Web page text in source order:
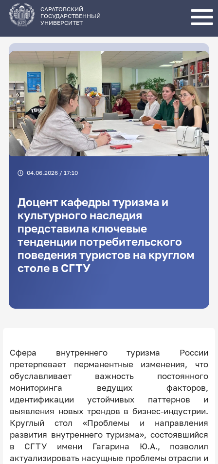
основному
содержанию
САРАТОВСКИЙ
ГОСУДАРСТВЕННЫЙ
УНИВЕРСИТЕТ
04.06.2026 / 17:10
Доцент кафедры туризма и
культурного наследия
представила ключевые
тенденции потребительского
поведения туристов на круглом
столе в СГТУ
Сфера внутреннего туризма России
претерпевает перманентные изменения, что
обуславливает важность постоянного
мониторинга ведущих факторов,
идентификации устойчивых паттернов и
выявления новых трендов в бизнес-индустрии.
Круглый стол «Проблемы и направления
развития внутреннего туризма», состоявшийся
в СГТУ имени Гагарина Ю.А., позволил
актуализировать насущные проблемы отрасли и